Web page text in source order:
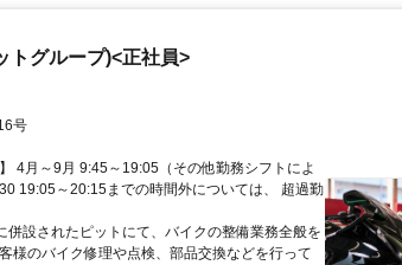
トグループ)<正社員>
号
4月～9月 9:45～19:05（その他勤務シフトによ
19:05～20:15までの時間外については、 超過勤
併設されたピットにて、バイクの整備業務全般を
様のバイク修理や点検、部品交換などを行って